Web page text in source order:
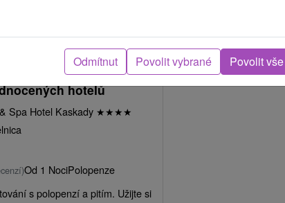
polopenzí a vstupem
a Spa: Klienty jeden z
hotelů
Spa Hotel Kaskady ★★★★
Od 1 NociPolopenze
s polopenzí a pitím. Užijte si
Odmítnut Povolit vybrané Povolit vše